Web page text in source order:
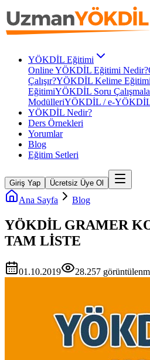
YÖKDİL Eğitimi
Online YÖKDİL Eğitimi Nedir?
Çalışır?YÖKDİL Kelime Eğitimi
EğitimiYÖKDİL Soru
ModülleriYÖKDİL / e-YÖKDİL
YÖKDİL Nedir?
Ders Örnekleri
Yorumlar
Blog
Eğitim Setleri
Giriş Yap Ücretsiz Üye Ol
Ana Sayfa Blog
YÖKDİL GRAMER
TAM LİSTE
01.10.2019 28.257